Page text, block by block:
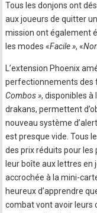
Tous les donjons ont
aux joueurs de quitter
mission ont également
les modes «Facile », «
L’extension Phoenix
perfectionnements des
Combos », disponibles
drakans, permettent
nouveau système
est presque vide. Tous
des prix réduits pour
leur boîte aux lettres en
accrochée à la mini-
heureux d’apprendre
combat vont avoir leurs